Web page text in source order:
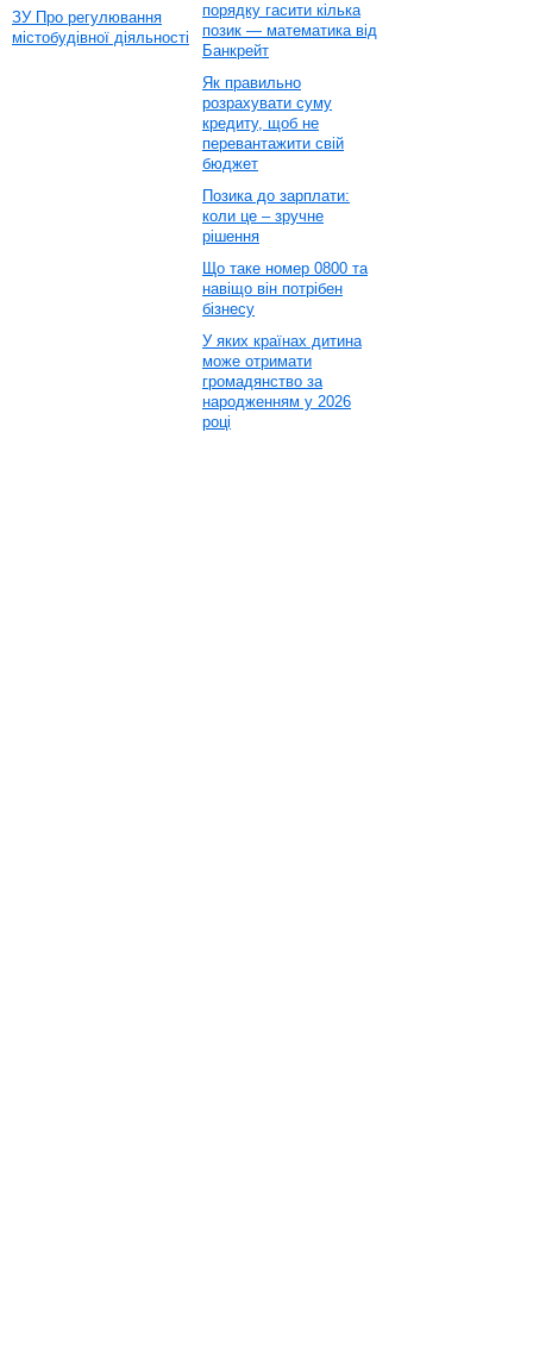
ЗУ Про регулювання
містобудівної діяльності
порядку гасити кілька
позик — математика від
Банкрейт
Як правильно
розрахувати суму
кредиту, щоб не
перевантажити свій
бюджет
Позика до зарплати:
коли це – зручне
рішення
Що таке номер 0800 та
навіщо він потрібен
бізнесу
У яких країнах дитина
може отримати
громадянство за
народженням у 2026
році